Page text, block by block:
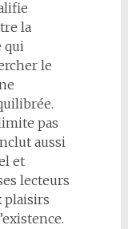
la
qui
le
pas
aussi
et
lecteurs
plaisirs